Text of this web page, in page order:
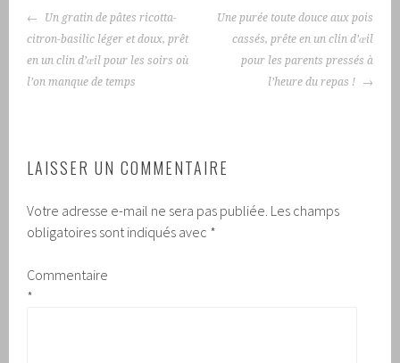
NAVIGATION
DES
ARTICLES
Un gratin de pâtes ricotta-
citron-basilic léger et doux, prêt
en un clin d’œil pour les soirs où
l’on manque de temps
Une purée toute douce aux pois
cassés, prête en un clin d’œil
pour les parents pressés à
l’heure du repas !
LAISSER UN COMMENTAIRE
Votre adresse e-mail ne sera pas publiée. Les champs
obligatoires sont indiqués avec *
Commentaire
*